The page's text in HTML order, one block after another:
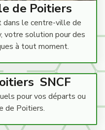
de Poitiers
dans le centre-ville de
votre solution pour des
à tout moment.
SNCF
pour vos départs ou
de Poitiers.